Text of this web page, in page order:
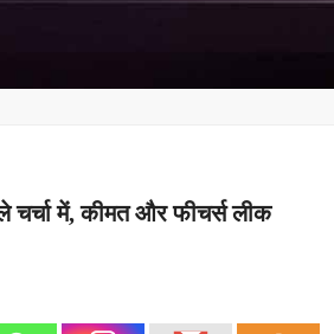
में, कीमत और फीचर्स लीक